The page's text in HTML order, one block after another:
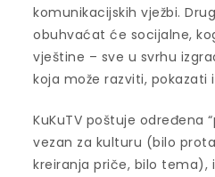
komunikacijskih vježbi.
obuhvaćat će socijalne,
vještine – sve u svrhu
koja može razviti, pokazati i
KuKuTV poštuje određena
vezan za kulturu (bilo
kreiranja priče, bilo tema),